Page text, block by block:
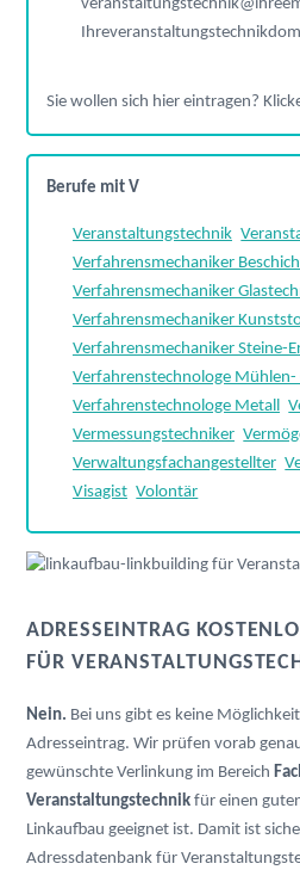
Sie wollen sich hier eintragen?
Berufe mit V
Veranstaltungstechnik
Verfahrensmechaniker
Verfahrensmechaniker
Verfahrensmechaniker
Verfahrensmechaniker Steine-
Verfahrenstechnologe
Verfahrenstechnologe Metall
Vermessungstechniker
Verwaltungsfachangestellter
Visagist Volontär
ADRESSEINTRAG
FÜR
Nein. Bei uns gibt es keine
Adresseintrag. Wir prüfen vorab
gewünschte Verlinkung im Bereich
Veranstaltungstechnik für einen
Linkaufbau geeignet ist. Damit ist
Adressdatenbank für